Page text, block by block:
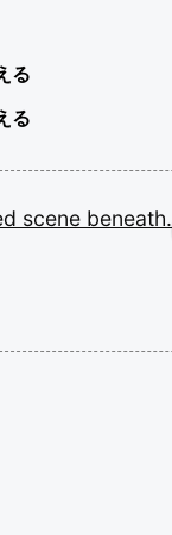
る
る
scene beneath.